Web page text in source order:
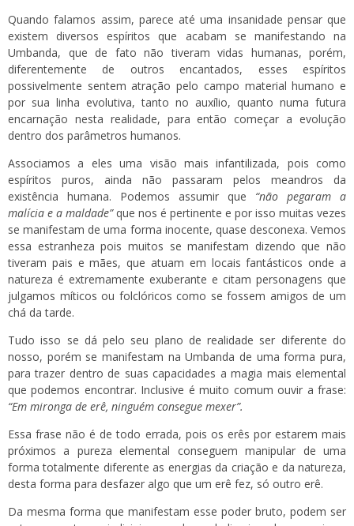
Quando falamos assim, parece até uma insanidade pensar que
existem diversos espíritos que acabam se manifestando na
Umbanda, que de fato não tiveram vidas humanas, porém,
diferentemente de outros encantados, esses espíritos
possivelmente sentem atração pelo campo material humano e
por sua linha evolutiva, tanto no auxílio, quanto numa futura
encarnação nesta realidade, para então começar a evolução
dentro dos parâmetros humanos.
Associamos a eles uma visão mais infantilizada, pois como
espíritos puros, ainda não passaram pelos meandros da
existência humana. Podemos assumir que “não pegaram a
malícia e a maldade”que nos é pertinente e por isso muitas vezes
se manifestam de uma forma inocente, quase desconexa. Vemos
essa estranheza pois muitos se manifestam dizendo que não
tiveram pais e mães, que atuam em locais fantásticos onde a
natureza é extremamente exuberante e citam personagens que
julgamos míticos ou folclóricos como se fossem amigos de um
chá da tarde.
Tudo isso se dá pelo seu plano de realidade ser diferente do
nosso, porém se manifestam na Umbanda de uma forma pura,
para trazer dentro de suas capacidades a magia mais elemental
que podemos encontrar. Inclusive é muito comum ouvir a frase:
“Em mironga de erê, ninguém consegue mexer”.
Essa frase não é de todo errada, pois os erês por estarem mais
próximos a pureza elemental conseguem manipular de uma
forma totalmente diferente as energias da criação e da natureza,
desta forma para desfazer algo que um erê fez, só outro erê.
Da mesma forma que manifestam esse poder bruto, podem ser